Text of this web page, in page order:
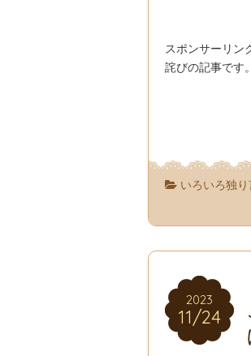
スポンサーリ
詫びの記事で
いろいろ独
2023
11/24
2023
11/24